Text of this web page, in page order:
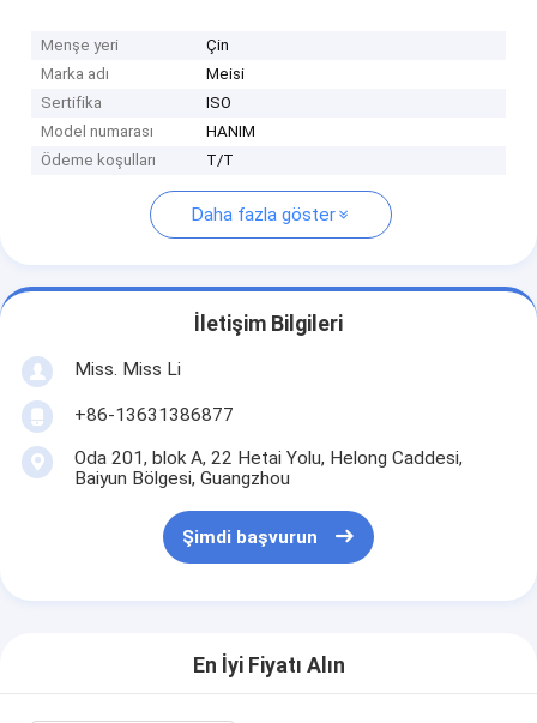
Menşe yeri
Çin
Marka adı
Meisi
Sertifika
ISO
Model numarası
HANIM
Ödeme koşulları
T/T
Daha fazla göster
İletişim Bilgileri
Miss. Miss Li
+86-13631386877
Oda 201, blok A, 22 Hetai Yolu, Helong Caddesi,
Baiyun Bölgesi, Guangzhou
Şimdi başvurun
En İyi Fiyatı Alın